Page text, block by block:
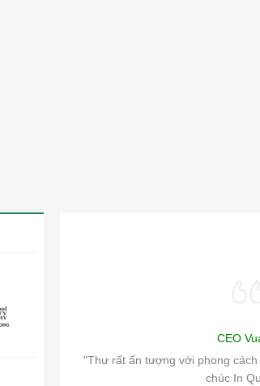
CEO
"Thư rất ấn tượng với phong cách
chúc In